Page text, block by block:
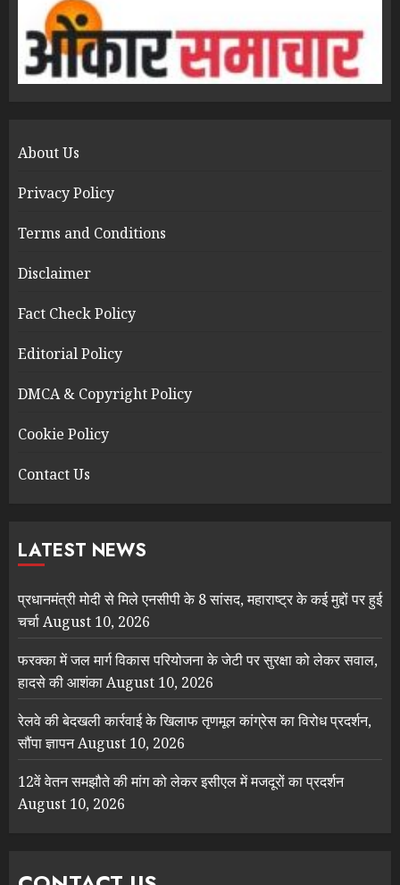
About Us
Privacy Policy
Terms and Conditions
Disclaimer
Fact Check Policy
Editorial Policy
DMCA & Copyright Policy
Cookie Policy
Contact Us
LATEST NEWS
प्रधानमंत्री मोदी से मिले एनसीपी के 8 सांसद, महाराष्ट्र के कई मुद्दों पर हुई
चर्चाAugust 10, 2026
फरक्का में जल मार्ग विकास परियोजना के जेटी पर सुरक्षा को लेकर सवाल,
हादसे की आशंकाAugust 10, 2026
रेलवे की बेदखली कार्रवाई के खिलाफ तृणमूल कांग्रेस का विरोध प्रदर्शन,
सौंपा ज्ञापनAugust 10, 2026
12वें वेतन समझौते की मांग को लेकर इसीएल में मजदूरों का प्रदर्शन
August 10, 2026